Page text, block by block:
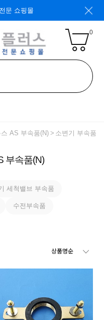
문 쇼핑몰
0
스 AS 부속품(N) 소변기 부속품
부속품(N)
세척밸브 부속품
수전부속품